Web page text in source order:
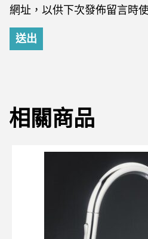
網址，以供下次發佈留言時
相關商品